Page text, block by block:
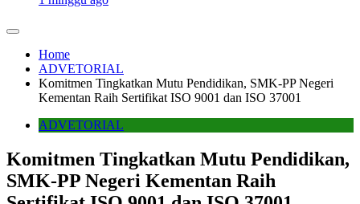
Home
ADVETORIAL
Komitmen Tingkatkan Mutu Pendidikan, SMK-PP Negeri
Kementan Raih Sertifikat ISO 9001 dan ISO 37001
ADVETORIAL
Komitmen Tingkatkan Mutu Pendidikan,
SMK-PP Negeri Kementan Raih